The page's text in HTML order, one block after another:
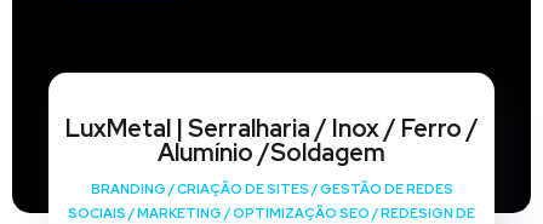
LuxMetal | Serralharia / Inox / Ferro /
Alumínio /Soldagem
BRANDING /CRIAÇÃO DE SITES /GESTÃO DE REDES
SOCIAIS /MARKETING /OPTIMIZAÇÃO SEO /REDESIGN DE